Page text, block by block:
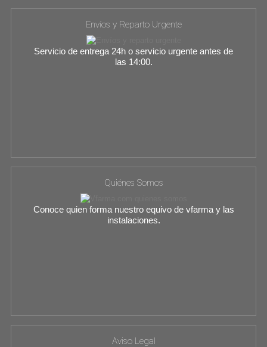
Envíos y Reparto Urgente
Servicio de entrega 24h o servicio urgente antes de
las 14:00.
Quiénes Somos
Conoce quien forma nuestro equivo de vfarma y las
instalaciones.
Aviso Legal